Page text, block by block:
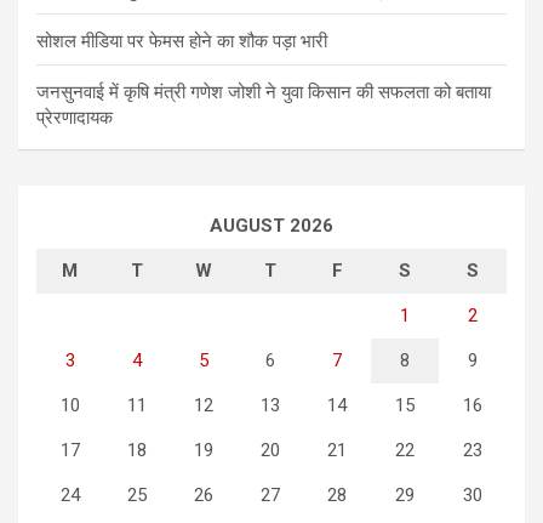
सोशल मीडिया पर फेमस होने का शौक पड़ा भारी
जनसुनवाई में कृषि मंत्री गणेश जोशी ने युवा किसान की सफलता को बताया
प्रेरणादायक
AUGUST 2026
M T W T F S S
1 2
3 4 5 6 7 8 9
10 11 12 13 14 15 16
17 18 19 20 21 22 23
24 25 26 27 28 29 30